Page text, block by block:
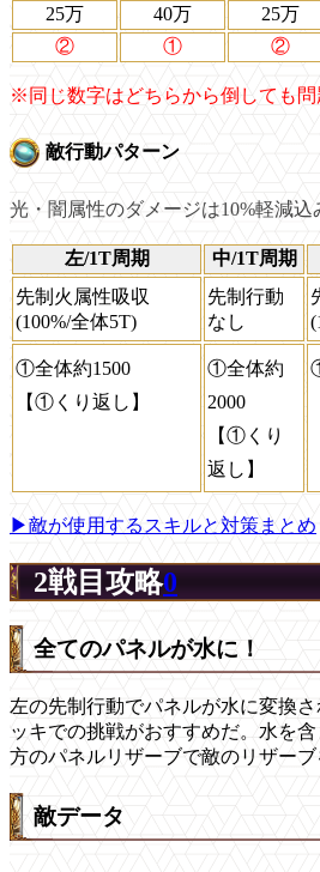
25万
40万
25万
②
① ②
※同じ数字はどちらから倒しても問
敵行動パターン
光・闇属性のダメージは10%軽減込
左/1T周期 中/1T周期
先制火属性吸収
(100%/全体5T)
先制行動
なし
①全体約1500
【①くり返し】
①全体約
2000
【①くり
返し】
▶敵が使用するスキルと対策まとめ
2戦目攻略0
全てのパネルが水に！
左の先制行動でパネルが水に変換
ッキでの挑戦がおすすめだ。水を
方のパネルリザーブで敵のリザーブ
敵データ